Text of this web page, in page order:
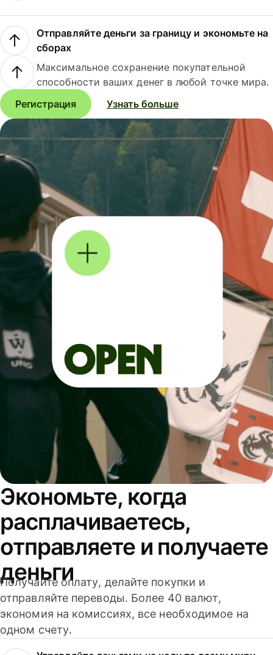
Отправляйте деньги за границу и экономьте на
сборах
Максимальное сохранение покупательной
способности ваших денег в любой точке мира.
Регистрация
Узнать больше
Экономьте, когда
расплачиваетесь,
отправляете и получаете
деньги
Получайте оплату, делайте покупки и
отправляйте переводы. Более 40 валют,
экономия на комиссиях, все необходимое на
одном счету.